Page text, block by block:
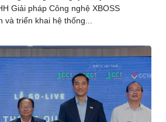
Giải pháp Công nghệ XBOSS
triển khai hệ thống...